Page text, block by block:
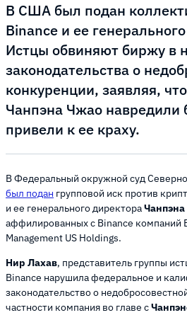
В США был подан
Binance и ее
Истцы обвиняют биржу в
законодательства о
конкуренции, заявляя,
Чанпэна Чжао навредили
привели к ее краху.
В Федеральный окружной суд
был подан групповой иск против
и ее генерального директора
аффилированных с Binance компаний
Management US Holdings.
Нир Лахав, представитель группы
Binance нарушила федеральное и
законодательство о
частности компания во главе с